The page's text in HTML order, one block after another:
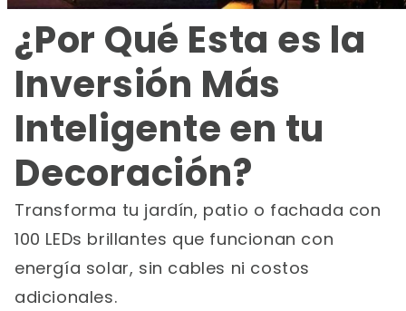
¿Por Qué Esta es la
Inversión Más
Inteligente en tu
Decoración?
Transforma tu jardín, patio o fachada con
100 LEDs brillantes que funcionan con
energía solar, sin cables ni costos
adicionales.